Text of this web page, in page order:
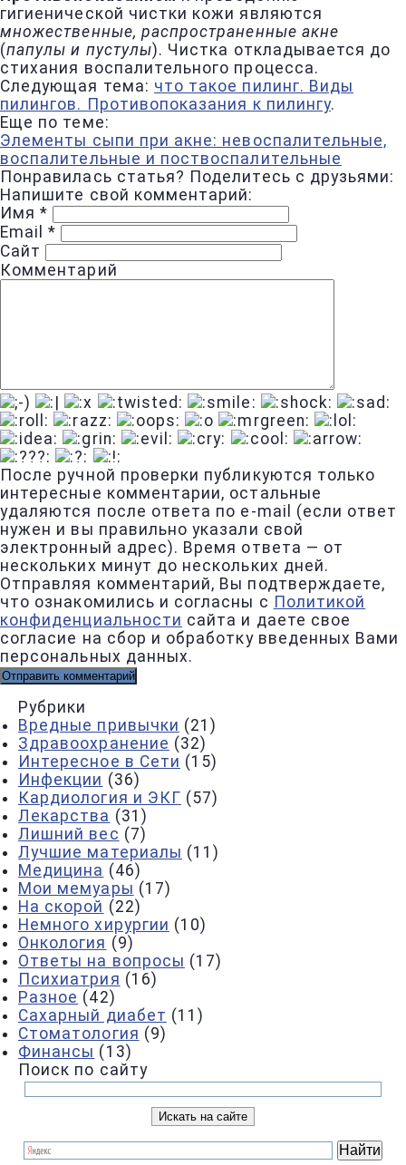
гигиенической чистки кожи являются
множественные, распространенные акне
(папулы и пустулы). Чистка откладывается до
стихания воспалительного процесса.
Следующая тема: что такое пилинг. Виды
пилингов. Противопоказания к пилингу.
Еще по теме:
Элементы сыпи при акне: невоспалительные,
воспалительные и поствоспалительные
Понравилась статья? Поделитесь с друзьями:
Напишите свой комментарий:
Имя*
Email*
Сайт
Комментарий
После ручной проверки публикуются только
интересные комментарии, остальные
удаляются после ответа по e-mail (если ответ
нужен и вы правильно указали свой
электронный адрес). Время ответа — от
нескольких минут до нескольких дней.
Отправляя комментарий, Вы подтверждаете,
что ознакомились и согласны с Политикой
конфиденциальности сайта и даете свое
согласие на сбор и обработку введенных Вами
персональных данных.
Рубрики
Вредные привычки (21)
Здравоохранение (32)
Интересное в Сети (15)
Инфекции (36)
Кардиология и ЭКГ (57)
Лекарства (31)
Лишний вес (7)
Лучшие материалы (11)
Медицина (46)
Мои мемуары (17)
На скорой (22)
Немного хирургии (10)
Онкология (9)
Ответы на вопросы (17)
Психиатрия (16)
Разное (42)
Сахарный диабет (11)
Стоматология (9)
Финансы (13)
Поиск по сайту